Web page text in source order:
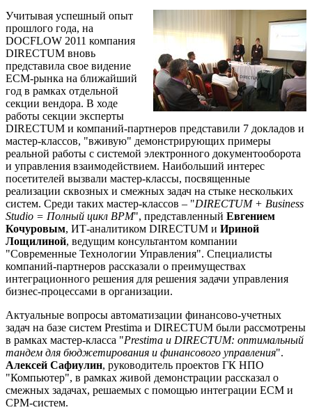
Учитывая успешный опыт
прошлого года, на
DOCFLOW 2011 компания
DIRECTUM вновь
представила свое видение
ECM-рынка на ближайший
год в рамках отдельной
секции вендора. В ходе
работы секции эксперты
DIRECTUM и компаний-партнеров представили 7 докладов и
мастер-классов, "вживую" демонстрирующих примеры
реальной работы с системой электронного документооборота
и управления взаимодействием. Наибольший интерес
посетителей вызвали мастер-классы, посвященные
реализации сквозных и смежных задач на стыке нескольких
систем. Среди таких мастер-классов – "DIRECTUM + Business
Studio = Полный цикл BPM", представленный Евгением
Кочуровым, ИТ-аналитиком DIRECTUM и Ириной
Лощилиной, ведущим консультантом компании
"Современные Технологии Управления". Специалисты
компаний-партнеров рассказали о преимуществах
интеграционного решения для решения задачи управления
бизнес-процессами в организации.
Актуальные вопросы автоматизации финансово-учетных
задач на базе систем Prestima и DIRECTUM были рассмотрены
в рамках мастер-класса "Prestima и DIRECTUM: оптимальный
тандем для бюджетирования и финансового управления".
Алексей Сафиулин, руководитель проектов ГК НПО
"Компьютер", в рамках живой демонстрации рассказал о
смежных задачах, решаемых с помощью интеграции ECM и
CPM-систем.